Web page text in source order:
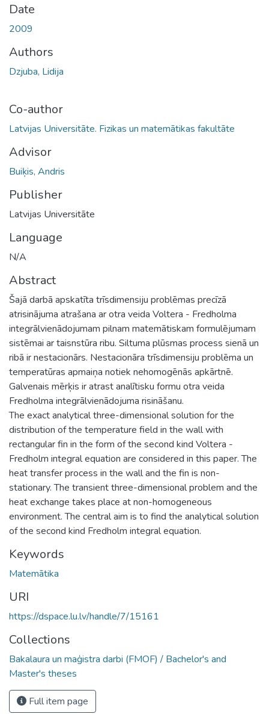
Date
2009
Authors
Dzjuba, Lidija
Co-author
Latvijas Universitāte. Fizikas un matemātikas fakultāte
Advisor
Buiķis, Andris
Publisher
Latvijas Universitāte
Language
N/A
Abstract
Šajā darbā apskatīta trīsdimensiju problēmas precīzā
atrisinājuma atrašana ar otra veida Voltera - Fredholma
integrālvienādojumam pilnam matemātiskam formulējumam
sistēmai ar taisnstūra ribu. Siltuma plūsmas process sienā un
ribā ir nestacionārs. Nestacionāra trīsdimensiju problēma un
temperatūras apmaiņa notiek nehomogēnās apkārtnē.
Galvenais mērķis ir atrast analītisku formu otra veida
Fredholma integrālvienādojuma risināšanu.
The exact analytical three-dimensional solution for the
distribution of the temperature field in the wall with
rectangular fin in the form of the second kind Voltera -
Fredholm integral equation are considered in this paper. The
heat transfer process in the wall and the fin is non-
stationary. The transient three-dimensional problem and the
heat exchange takes place at non-homogeneous
environment. The central aim is to find the analytical solution
of the second kind Fredholm integral equation.
Keywords
Matemātika
URI
https://dspace.lu.lv/handle/7/15161
Collections
Bakalaura un maģistra darbi (FMOF) / Bachelor's and
Master's theses
Full item page